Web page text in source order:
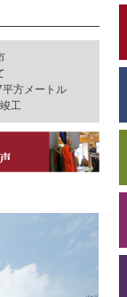
方メートル
工